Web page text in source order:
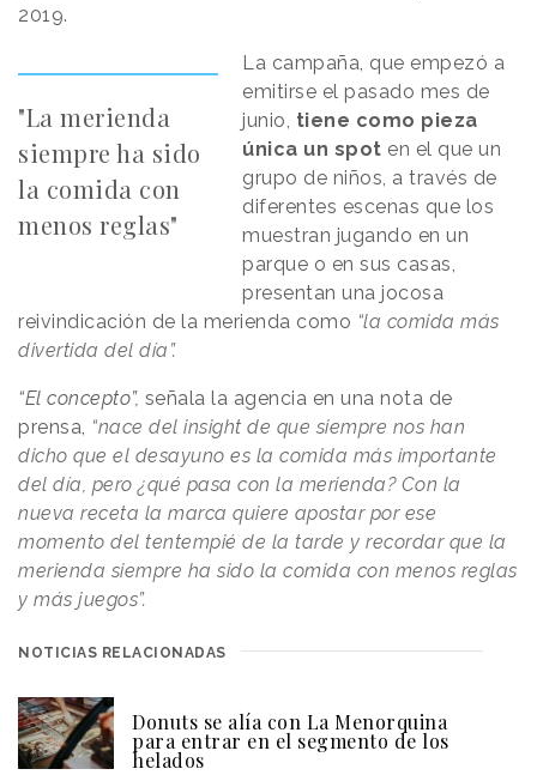
2019.
"La merienda
siempre ha sido
la comida con
menos reglas"
La campaña, que empezó a
emitirse el pasado mes de
junio, tiene como pieza
única un spot en el que un
grupo de niños, a través de
diferentes escenas que los
muestran jugando en un
parque o en sus casas,
presentan una jocosa
reivindicación de la merienda como “la comida más
divertida del día”.
“El concepto”, señala la agencia en una nota de
prensa, “nace del insight de que siempre nos han
dicho que el desayuno es la comida más importante
del día, pero ¿qué pasa con la merienda? Con la
nueva receta la marca quiere apostar por ese
momento del tentempié de la tarde y recordar que la
merienda siempre ha sido la comida con menos reglas
y más juegos”.
NOTICIAS RELACIONADAS
Donuts se alía con La Menorquina
para entrar en el segmento de los
helados